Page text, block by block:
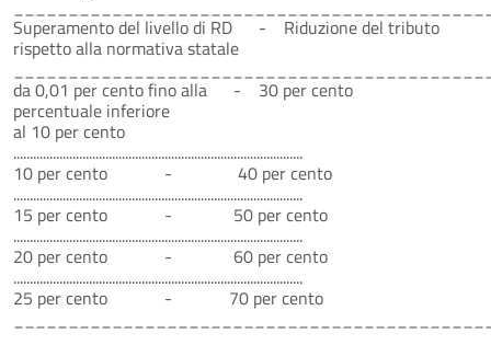
Superamento del livello di RD - Riduzione del tributo
rispetto alla normativa statale
da 0,01 per cento fino alla - 30 per cento
percentuale inferiore
al 10 per cento
........................................................................................
10 per cento - 40 per cento
........................................................................................
15 per cento - 50 per cento
........................................................................................
20 per cento - 60 per cento
........................................................................................
25 per cento - 70 per cento